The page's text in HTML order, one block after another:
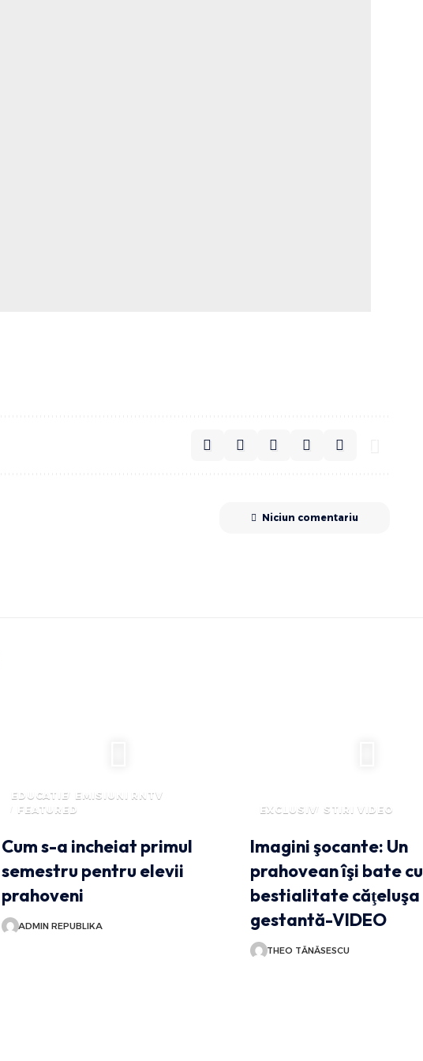
Niciun comentariu
EDUCATIE
EMISIUNI RNTV
FEATURED
Cum s-a incheiat primul
semestru pentru elevii
prahoveni
ADMIN REPUBLIKA
EXCLUSIV STIRI VIDEO
Imagini şocante: Un
prahovean îşi bate cu
bestialitate căţeluşa
gestantă-VIDEO
THEO TĂNĂSESCU